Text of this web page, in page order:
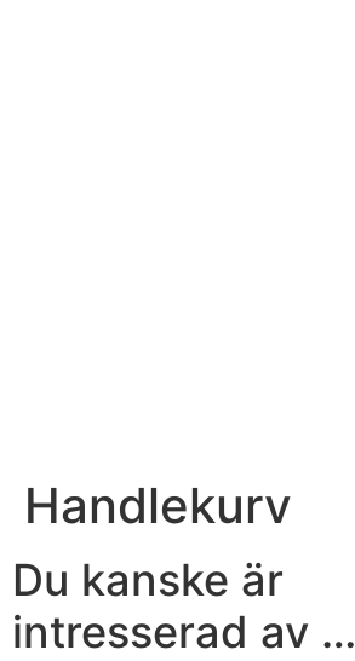
Handlekurv
Du kanske är
intresserad av …